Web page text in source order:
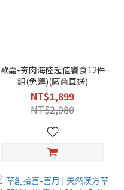
歐嘉-夯肉海陸超值饗食12件
組(免運)(廠商直送)
NT$1,899
NT$2,080